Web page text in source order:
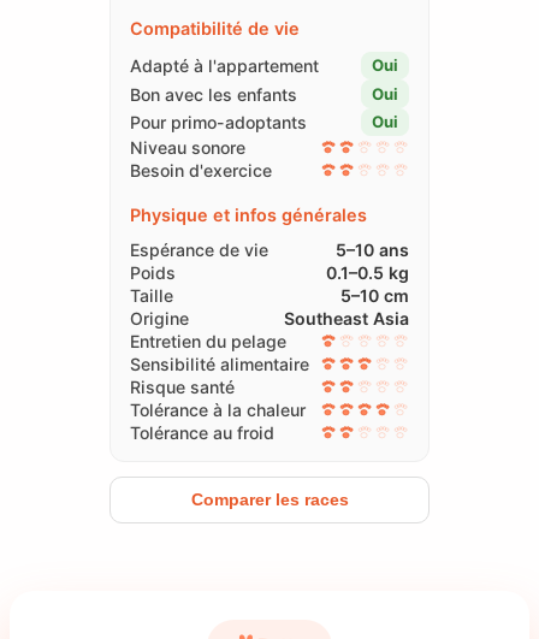
Compatibilité de vie
Adapté à l'appartement
Oui
Bon avec les enfants Oui
Pour primo-adoptants Oui
Niveau sonore
Besoin d'exercice
Physique et infos générales
Espérance de vie
5–10 ans
Poids
0.1–0.5 kg
Taille
5–10 cm
Origine
Southeast Asia
Entretien du pelage
Sensibilité alimentaire
Risque santé
Tolérance à la chaleur
Tolérance au froid
Comparer les races